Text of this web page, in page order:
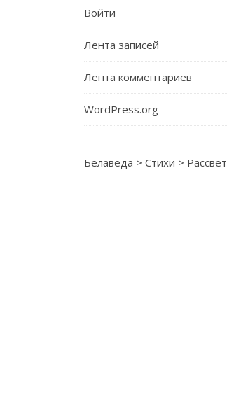
Войти
Лента записей
Лента комментариев
WordPress.org
Белаведа > Стихи > Рассвет